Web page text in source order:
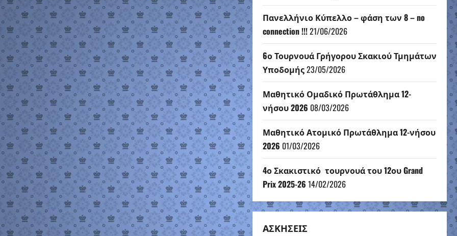
Πανελλήνιο Κύπελλο – φάση των 8 – no
connection !!!21/06/2026
6ο Τουρνουά Γρήγορου Σκακιού Τμημάτων
Υποδομής23/05/2026
Μαθητικό Ομαδικό Πρωτάθλημα 12-
νήσου 2026 08/03/2026
Μαθητικό Ατομικό Πρωτάθλημα 12-νήσου
2026 01/03/2026
4ο Σκακιστικό τουρνουά του 12ου Grand
Prix 2025-26 14/02/2026
ΑΣΚΗΣΕΙΣ